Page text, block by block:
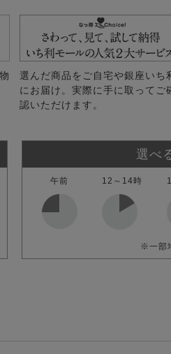
選んだ商品をご自宅や銀座いち
にお届け。実際に手に取ってご
認いただけます。
選べ
午前 12～14時
※一部